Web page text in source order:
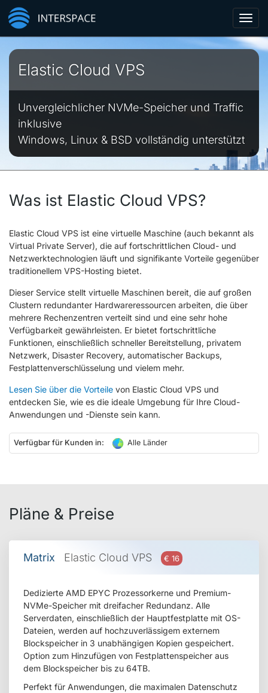
Elastic Cloud VPS
Unvergleichlicher NVMe-Speicher und Traffic
inklusive
Windows, Linux & BSD vollständig unterstützt
Was ist Elastic Cloud VPS?
Elastic Cloud VPS ist eine virtuelle Maschine (auch bekannt als
Virtual Private Server), die auf fortschrittlichen Cloud- und
Netzwerktechnologien läuft und signifikante Vorteile gegenüber
traditionellem VPS-Hosting bietet.
Dieser Service stellt virtuelle Maschinen bereit, die auf großen
Clustern redundanter Hardwareressourcen arbeiten, die über
mehrere Rechenzentren verteilt sind und eine sehr hohe
Verfügbarkeit gewährleisten. Er bietet fortschrittliche
Funktionen, einschließlich schneller Bereitstellung, privatem
Netzwerk, Disaster Recovery, automatischer Backups,
Festplattenverschlüsselung und vielem mehr.
Lesen Sie über die Vorteile von Elastic Cloud VPS und
entdecken Sie, wie es die ideale Umgebung für Ihre Cloud-
Anwendungen und -Dienste sein kann.
Verfügbar für Kunden in: Alle Länder
Pläne & Preise
Matrix Elastic Cloud VPS € 16
Dedizierte AMD EPYC Prozessorkerne und Premium-
NVMe-Speicher mit dreifacher Redundanz. Alle
Serverdaten, einschließlich der Hauptfestplatte mit OS-
Dateien, werden auf hochzuverlässigem externem
Blockspeicher in 3 unabhängigen Kopien gespeichert.
Option zum Hinzufügen von Festplattenspeicher aus
dem Blockspeicher bis zu 64TB.
Perfekt für Anwendungen, die maximalen Datenschutz